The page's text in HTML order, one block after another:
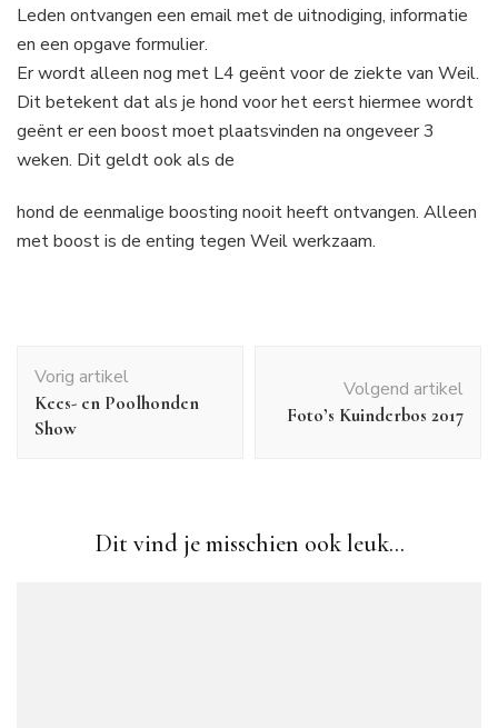
Leden ontvangen een email met de uitnodiging, informatie
en een opgave formulier.
Er wordt alleen nog met L4 geënt voor de ziekte van Weil.
Dit betekent dat als je hond voor het eerst hiermee wordt
geënt er een boost moet plaatsvinden na ongeveer 3
weken. Dit geldt ook als de
hond de eenmalige boosting nooit heeft ontvangen. Alleen
met boost is de enting tegen Weil werkzaam.
navigatie
Vorig artikel
Kees- en Poolhonden
Show
Volgend artikel
Foto’s Kuinderbos 2017
Dit vind je misschien ook leuk...